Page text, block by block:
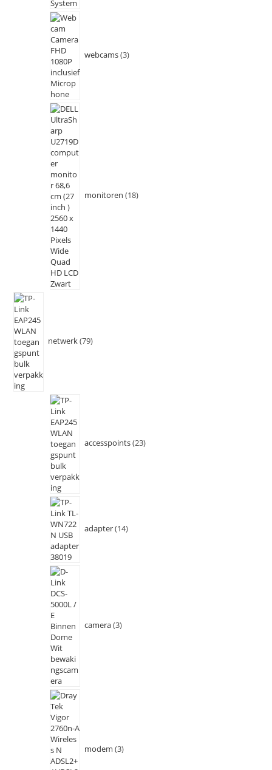
webcams 3
monitoren 18
netwerk 79
accesspoints 23
adapter 14
camera 3
modem 3